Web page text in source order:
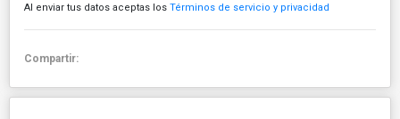
Al enviar tus datos aceptas los Términos de servicio y privacidad
Compartir: